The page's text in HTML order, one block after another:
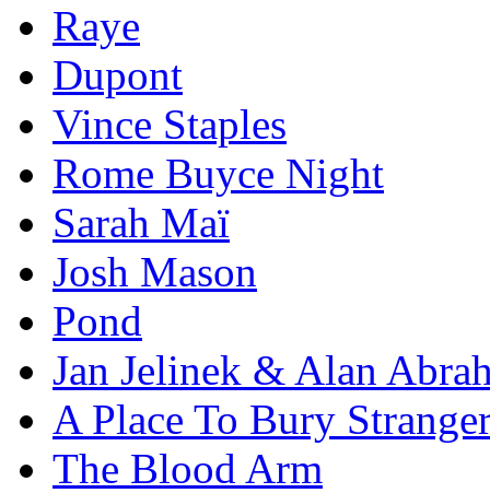
Raye
Dupont
Vince Staples
Rome Buyce Night
Sarah Maï
Josh Mason
Pond
Jan Jelinek & Alan
A Place To Bury
The Blood Arm